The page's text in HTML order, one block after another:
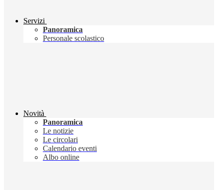
Servizi
Panoramica
Personale scolastico
Novità
Panoramica
Le notizie
Le circolari
Calendario eventi
Albo online